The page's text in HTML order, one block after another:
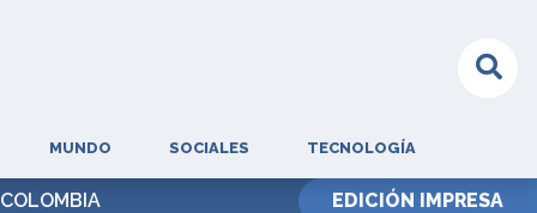
MUNDO SOCIALES TECNOLOGÍA
EDICIÓN IMPRESA